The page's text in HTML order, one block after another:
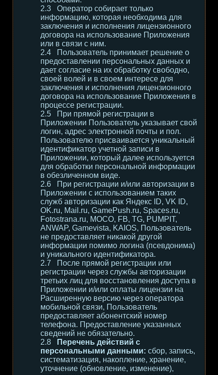
Оператор собирает только
информацию, которая необходима для
заключения и исполнения лицензионного
договора на использование Приложения
или в связи с ним.
Пользователь принимает решение о
предоставлении персональных данных и
дает согласие на их обработку свободно,
своей волей и в своем интересе для
заключения и исполнения лицензионного
договора на использование Приложения в
процессе регистрации.
При прямой регистрации в
Приложении Пользователь указывает свой
логин, адрес электронной почты и пол.
Пользователю присваивается уникальный
идентификатор учетной записи в
Приложении, который далее используется
для обработки персональной информации
в обезличенном виде.
При регистрации и/или авторизации в
Приложении с использованием таких
служб авторизации как Яндекс ID, VK ID,
OK.ru, Mail.ru, GamePush.ru, Spaces.ru,
Fotostrana.ru, MOCO, FB, TG, PUMPIT,
ANWAP, Gamevista, KAIOS, Пользователь
не предоставляет никакой другой
информации помимо логина (псевдонима)
и уникального идентификатора.
После прямой регистрации или
регистрации через службы авторизации
третьих лиц для восстановления доступа в
Приложении и/или оплаты лицензии на
Расширенную версию через оператора
мобильной связи, Пользователь
предоставляет абонентский номер
телефона. Предоставление указанных
сведений не обязательно.
Перечень действий с
персональными данными: сбор, запись,
систематизация, накопление, хранение,
уточнение (обновление, изменение),